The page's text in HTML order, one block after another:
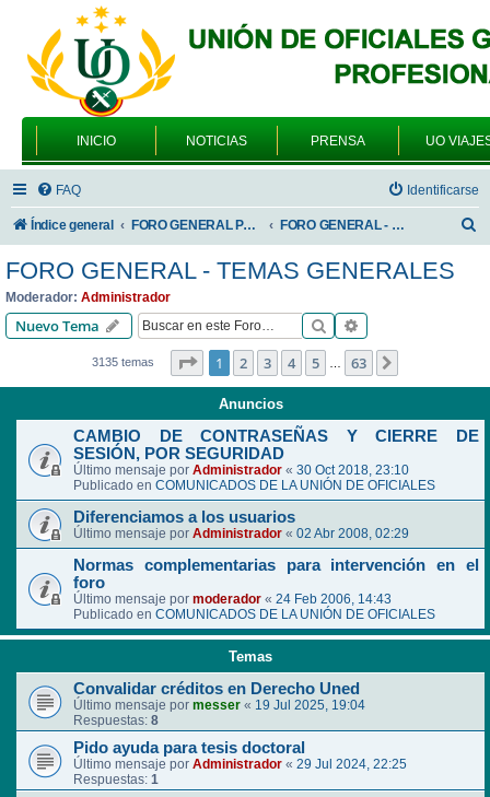
INICIO NOTICIAS PRENSA UO
FAQ Identificarse
Índice general FORO GENERAL PARA TODOS LOS USUARIOS FORO GENERAL - TEMAS GENERALES
FORO GENERAL - TEMAS GENERALES
Moderador: Administrador
Nuevo Tema Buscar
3135 temas Página de 63
1 2 3 4 5 … 63
Anuncios
CAMBIO DE CONTRASEÑAS Y CIERRE DE
SESIÓN, POR SEGURIDAD
Último mensaje por Administrador « 30 Oct 2018, 23:10
Publicado en COMUNICADOS DE LA UNIÓN DE OFICIALES
Diferenciamos a los usuarios
Último mensaje por Administrador « 02 Abr 2008, 02:29
Normas complementarias para intervención en el
foro
Último mensaje por moderador « 24 Feb 2006, 14:43
Publicado en COMUNICADOS DE LA UNIÓN DE OFICIALES
Temas
Convalidar créditos en Derecho Uned
Último mensaje por messer « 19 Jul 2025, 19:04
Respuestas: 8
Pido ayuda para tesis doctoral
Último mensaje por Administrador « 29 Jul 2024, 22:25
Respuestas: 1